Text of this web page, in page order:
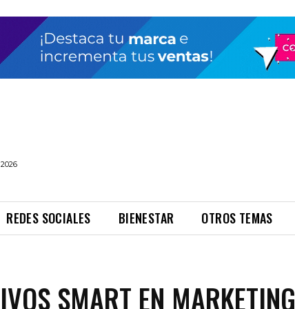
REDES SOCIALES BIENESTAR OTROS TEMAS
SMART EN MARKETING